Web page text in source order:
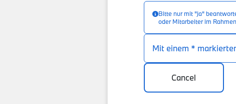
Bitte nur mit "ja"
oder Mitarbeiter im
Mit einem *
Cancel